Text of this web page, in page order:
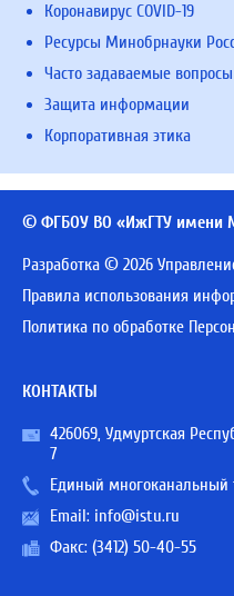
Коронавирус COVID-19
Ресурсы Минобрнауки
Часто задаваемые вопросы
Защита информации
Корпоративная этика
© ФГБОУ ВО «ИжГТУ имени
Разработка © 2026
Правила использования
Политика по обработке
КОНТАКТЫ
426069, Удмуртская
7
Единый многоканальный
Email: info@istu.ru
Факс: (3412) 50-40-55